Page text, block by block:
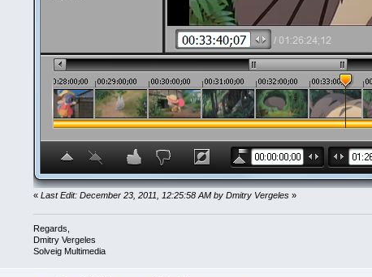
« Last Edit: December 23, 2011, 12:25:58 AM by Dmitry Vergeles»
Regards,
Dmitry Vergeles
Solveig Multimedia